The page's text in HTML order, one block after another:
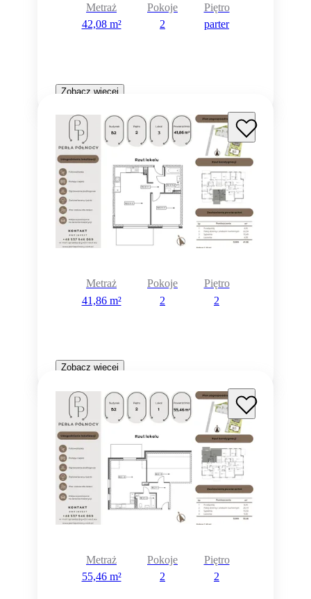
Metraż
42,08 m²
Pokoje
2
Piętro
parter
Zobacz więcej
Metraż
41,86 m²
Pokoje
2
Piętro
2
Zobacz więcej
Metraż
55,46 m²
Pokoje
2
Piętro
2